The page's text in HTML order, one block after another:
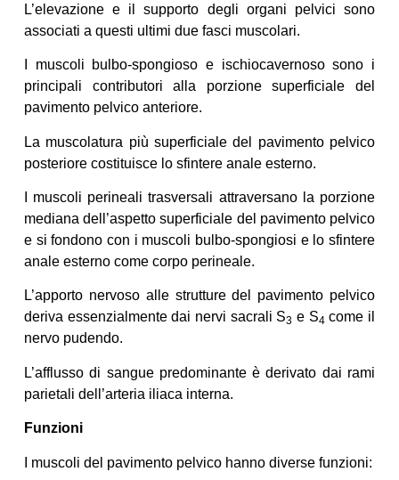
L’elevazione e il supporto degli organi pelvici sono
associati a questi ultimi due fasci muscolari.
I muscoli bulbo-spongioso e ischiocavernoso sono i
principali contributori alla porzione superficiale del
pavimento pelvico anteriore.
La muscolatura più superficiale del pavimento pelvico
posteriore costituisce lo sfintere anale esterno.
I muscoli perineali trasversali attraversano la porzione
mediana dell’aspetto superficiale del pavimento pelvico
e si fondono con i muscoli bulbo-spongiosi e lo sfintere
anale esterno come corpo perineale.
L’apporto nervoso alle strutture del pavimento pelvico
deriva essenzialmente dai nervi sacrali S3 e S4 come il
nervo pudendo.
L’afflusso di sangue predominante è derivato dai rami
parietali dell’arteria iliaca interna.
Funzioni
I muscoli del pavimento pelvico hanno diverse funzioni: